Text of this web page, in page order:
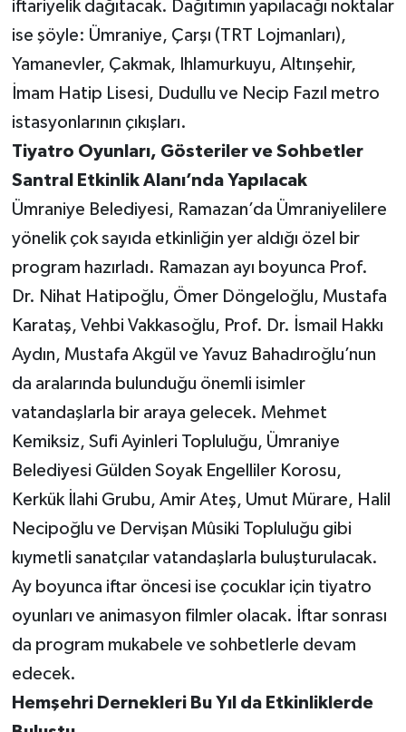
iftariyelik dağıtacak. Dağıtımın yapılacağı noktalar
ise şöyle: Ümraniye, Çarşı (TRT Lojmanları),
Yamanevler, Çakmak, Ihlamurkuyu, Altınşehir,
İmam Hatip Lisesi, Dudullu ve Necip Fazıl metro
istasyonlarının çıkışları.
Tiyatro Oyunları, Gösteriler ve Sohbetler
Santral Etkinlik Alanı’nda Yapılacak
Ümraniye Belediyesi, Ramazan’da Ümraniyelilere
yönelik çok sayıda etkinliğin yer aldığı özel bir
program hazırladı. Ramazan ayı boyunca Prof.
Dr. Nihat Hatipoğlu, Ömer Döngeloğlu, Mustafa
Karataş, Vehbi Vakkasoğlu, Prof. Dr. İsmail Hakkı
Aydın, Mustafa Akgül ve Yavuz Bahadıroğlu’nun
da aralarında bulunduğu önemli isimler
vatandaşlarla bir araya gelecek. Mehmet
Kemiksiz, Sufi Ayinleri Topluluğu, Ümraniye
Belediyesi Gülden Soyak Engelliler Korosu,
Kerkük İlahi Grubu, Amir Ateş, Umut Mürare, Halil
Necipoğlu ve Dervişan Mûsiki Topluluğu gibi
kıymetli sanatçılar vatandaşlarla buluşturulacak.
Ay boyunca iftar öncesi ise çocuklar için tiyatro
oyunları ve animasyon filmler olacak. İftar sonrası
da program mukabele ve sohbetlerle devam
edecek.
Hemşehri Dernekleri Bu Yıl da Etkinliklerde